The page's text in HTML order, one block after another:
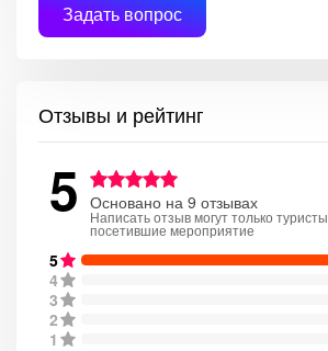
Задать вопрос
Отзывы и рейтинг
5 Основано на 9 отзывах
Написать отзыв могут только туристы
посетившие мероприятие
5
4
3
2
1